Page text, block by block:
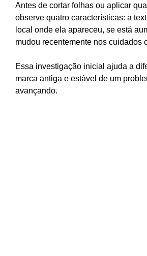
Antes de cortar folhas ou aplicar
observe quatro características: a
local onde ela apareceu, se está
mudou recentemente nos cuidados
Essa investigação inicial ajuda a
marca antiga e estável de um
avançando.